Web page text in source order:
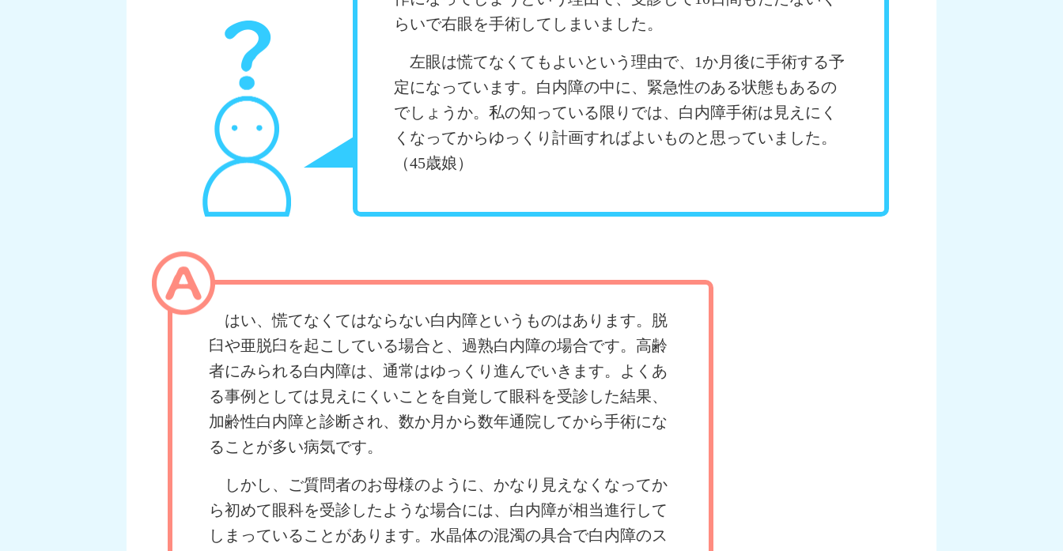
らいで右眼を手術してしまいました。
左眼は慌てなくてもよいという理由で、1か月後に手術する予
定になっています。白内障の中に、緊急性のある状態もあるの
でしょうか。私の知っている限りでは、白内障手術は見えにく
くなってからゆっくり計画すればよいものと思っていました。
（45歳娘）
はい、慌てなくてはならない白内障というものはあります。脱
臼や亜脱臼を起こしている場合と、過熟白内障の場合です。高齢
者にみられる白内障は、通常はゆっくり進んでいきます。よくあ
る事例としては見えにくいことを自覚して眼科を受診した結果、
加齢性白内障と診断され、数か月から数年通院してから手術にな
ることが多い病気です。
しかし、ご質問者のお母様のように、かなり見えなくなってか
ら初めて眼科を受診したような場合には、白内障が相当進行して
しまっていることがあります。水晶体の混濁の具合で白内障のス